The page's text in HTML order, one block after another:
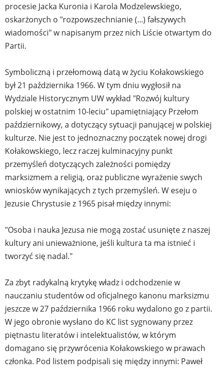
procesie Jacka Kuronia i Karola Modzelewskiego,
oskarżonych o "rozpowszechnianie (...) fałszywych
wiadomości" w napisanym przez nich Liście otwartym do
Partii.
Symboliczną i przełomową datą w życiu Kołakowskiego
był 21 października 1966. W tym dniu wygłosił na
Wydziale Historycznym UW wykład "Rozwój kultury
polskiej w ostatnim 10-leciu" upamiętniający Przełom
październikowy, a dotyczący sytuacji panującej w polskiej
kulturze. Nie jest to jednoznaczny początek nowej drogi
Kołakowskiego, lecz raczej kulminacyjny punkt
przemyśleń dotyczących zależności pomiędzy
marksizmem a religią, oraz publiczne wyrażenie swych
wniosków wynikających z tych przemyśleń. W eseju o
Jezusie Chrystusie z 1965 pisał między innymi:
"Osoba i nauka Jezusa nie mogą zostać usunięte z naszej
kultury ani unieważnione, jeśli kultura ta ma istnieć i
tworzyć się nadal."
Za zbyt radykalną krytykę władz i odchodzenie w
nauczaniu studentów od oficjalnego kanonu marksizmu
jeszcze w 27 października 1966 roku wydalono go z partii.
W jego obronie wysłano do KC list sygnowany przez
piętnastu literatów i intelektualistów, w którym
domagano się przywrócenia Kołakowskiego w prawach
członka. Pod listem podpisali się między innymi: Paweł